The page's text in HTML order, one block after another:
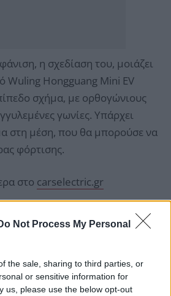
Not Process My Personal
the sale, sharing to third parties, or
or sensitive information for
us, please use the below opt-out
η σχεδίαση του, μοιάζει
Wuling Hongguang Mini EV
σχήμα, με ορθογώνιους
γωνίες. Υπάρχει
στη μέση, που θα μπορούσε να
φόρτισης.
στο carselectric.gr